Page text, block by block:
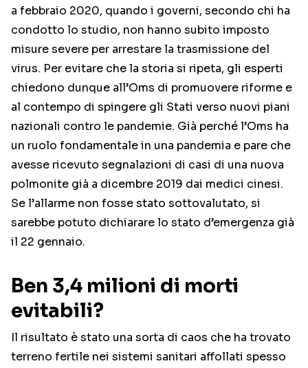
a febbraio 2020, quando i governi, secondo chi ha
condotto lo studio, non hanno subito imposto
misure severe per arrestare la trasmissione del
virus. Per evitare che la storia si ripeta, gli esperti
chiedono dunque all’Oms di promuovere riforme e
al contempo di spingere gli Stati verso nuovi piani
nazionali contro le pandemie. Già perché l’Oms ha
un ruolo fondamentale in una pandemia e pare che
avesse ricevuto segnalazioni di casi di una nuova
polmonite già a dicembre 2019 dai medici cinesi.
Se l’allarme non fosse stato sottovalutato, si
sarebbe potuto dichiarare lo stato d’emergenza già
il 22 gennaio.
Ben 3,4 milioni di morti
evitabili?
Il risultato è stato una sorta di caos che ha trovato
terreno fertile nei sistemi sanitari affollati spesso